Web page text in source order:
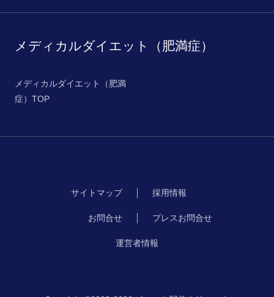
メディカルダイエット（肥満症）
メディカルダイエット（肥満
症）TOP
サイトマップ 採用情報
お問合せ プレスお問合せ
運営者情報